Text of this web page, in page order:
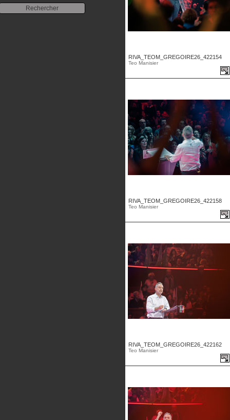
RIVA_TEOM_GREGOIRE26_422154
Teo Manisier
RIVA_TEOM_GREGOIRE26_422158
Teo Manisier
RIVA_TEOM_GREGOIRE26_422162
Teo Manisier